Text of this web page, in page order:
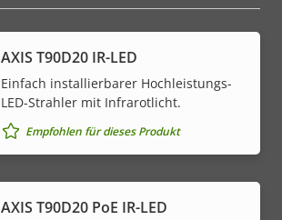
AXIS T90D20 IR-LED
Einfach installierbarer Hochleistungs-
LED-Strahler mit Infrarotlicht.
Empfohlen für dieses Produkt
AXIS T90D20 PoE IR-LED